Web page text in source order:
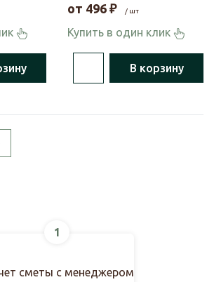
от 496 ₽ / шт
Купить в один клик
В корзину
Next
1
сметы с менеджером